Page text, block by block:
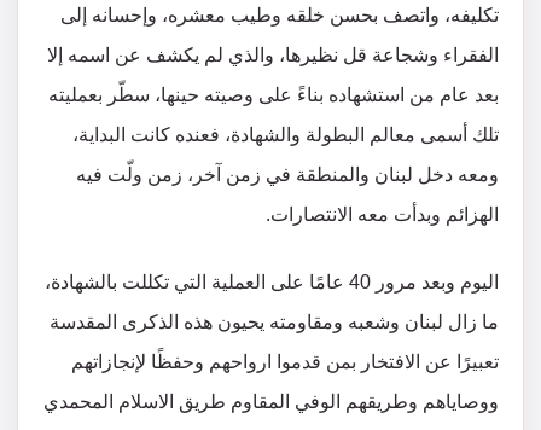
تكليفه، واتصف بحسن خلقه وطيب معشره، وإحسانه إلى
الفقراء وشجاعة قل نظيرها، والذي لم يكشف عن اسمه إلا
بعد عام من استشهاده بناءً على وصيته حينها، سطّر بعمليته
تلك أسمى معالم البطولة والشهادة، فعنده كانت البداية،
ومعه دخل لبنان والمنطقة في زمن آخر، زمن ولّت فيه
الهزائم وبدأت معه الانتصارات.
اليوم وبعد مرور 40 عامًا على العملية التي تكللت بالشهادة،
ما زال لبنان وشعبه ومقاومته يحيون هذه الذكرى المقدسة
تعبيرًا عن الافتخار بمن قدموا ارواحهم وحفظًا لإنجازاتهم
ووصاياهم وطريقهم الوفي المقاوم طريق الاسلام المحمدي